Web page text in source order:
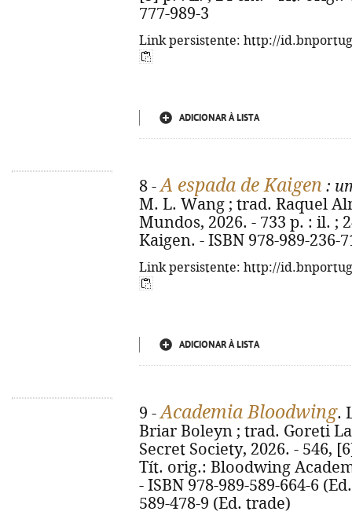
777-989-3
Link persistente: http://
ADICIONAR À LISTA
8 -A espada de Kaigen :
M. L. Wang ; trad. Raquel
Mundos, 2026. - 733 p. : il. ;
Kaigen. - ISBN 978-989-236-
Link persistente: http://
ADICIONAR À LISTA
9 -Academia Bloodwing.
Briar Boleyn ; trad. Goreti
Secret Society, 2026. - 546,
Tít. orig.: Bloodwing
- ISBN 978-989-589-664-6
589-478-9 (Ed. trade)